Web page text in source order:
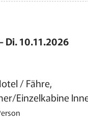
Di. 10.11.2026
/ Fähre,
Einzelkabine